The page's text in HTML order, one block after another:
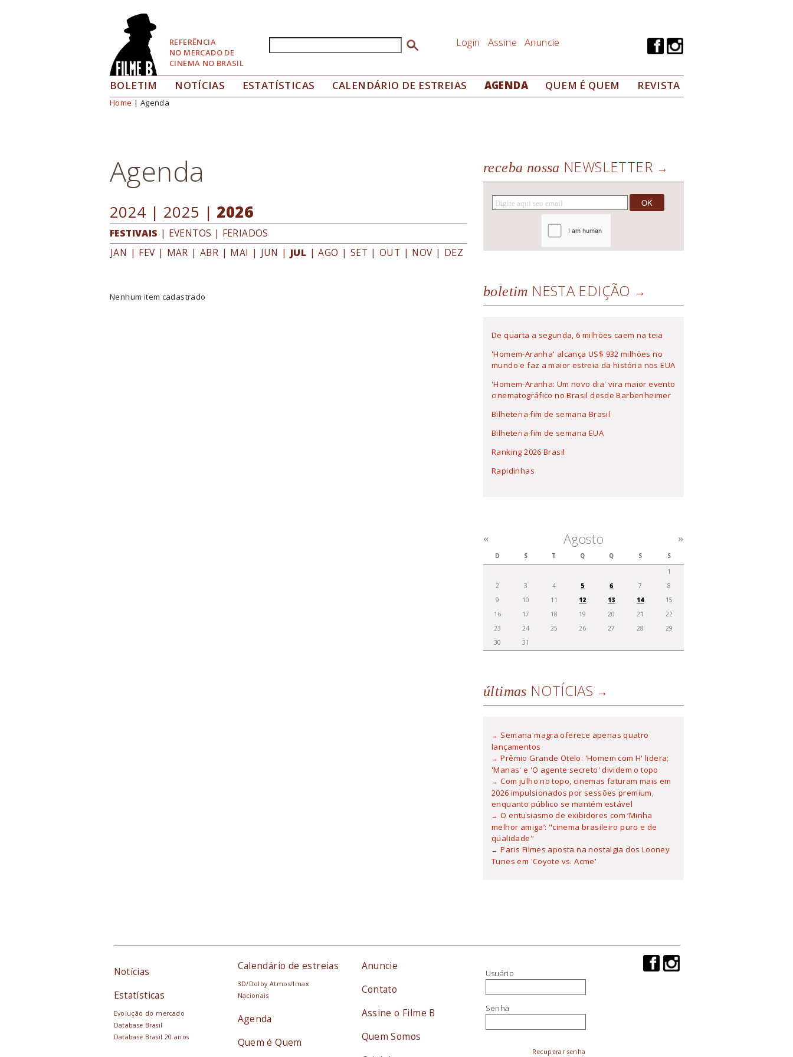
REFERÊNCIA
NO MERCADO DE
CINEMA NO BRASIL
Formulário de busca Login Assine Anuncie
BOLETIM NOTÍCIAS ESTATÍSTICAS CALENDÁRIO DE ESTREIAS AGENDA QUEM É QUEM REVISTA
Você está aqui
Home | Agenda
Agenda
2024 | 2025 | 2026
FESTIVAIS | EVENTOS | FERIADOS
JAN | FEV | MAR | ABR | MAI | JUN | JUL | AGO | SET | OUT | NOV | DEZ
Nenhum item cadastrado
receba nossa NEWSLETTER
boletim NESTA EDIÇÃO
De quarta a segunda, 6 milhões caem na teia
'Homem-Aranha' alcança US$ 932 milhões no
mundo e faz a maior estreia da história nos EUA
'Homem-Aranha: Um novo dia' vira maior evento
cinematográfico no Brasil desde Barbenheimer
Bilheteria fim de semana Brasil
Bilheteria fim de semana EUA
Ranking 2026 Brasil
Rapidinhas
Agosto
« »
D S T Q Q S
S
1
2
3 4 5 6 7
8
9
10 11 12 13 14
15
16
17 18 19 20 21
22
23
24 25 26 27 28
29
30
31
últimas NOTÍCIAS
Semana magra oferece apenas quatro
lançamentos
Prêmio Grande Otelo: 'Homem com H' lidera;
'Manas' e 'O agente secreto' dividem o topo
Com julho no topo, cinemas faturam mais em
2026 impulsionados por sessões premium,
enquanto público se mantém estável
O entusiasmo de exibidores com ‘Minha
melhor amiga’: "cinema brasileiro puro e de
qualidade"
Paris Filmes aposta na nostalgia dos Looney
Tunes em 'Coyote vs. Acme'
Notícias
Estatísticas
Evolução do mercado
Database Brasil
Database Brasil 20 anos
Calendário de estreias
3D/Dolby Atmos/Imax
Nacionais
Agenda
Quem é Quem
Anuncie
Contato
Assine o Filme B
Quem Somos
Usuário
Senha
Recuperar senha